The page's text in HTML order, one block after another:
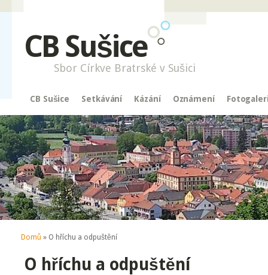
CB Sušice
Sbor Církve Bratrské v Sušici
CB Sušice Setkávání Kázání Oznámení
Jste zde
Domů » O hříchu a odpuštění
O hříchu a odpuštění